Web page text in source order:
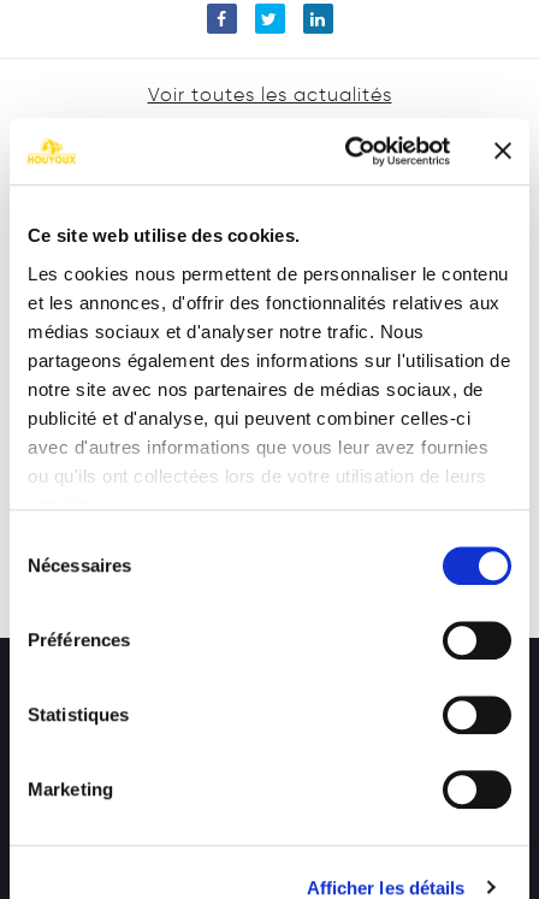
Ce site web utilise des cookies.
Les cookies nous permettent de personnaliser le contenu
et les annonces, d'offrir des fonctionnalités relatives aux
médias sociaux et d'analyser notre trafic. Nous
partageons également des informations sur l'utilisation de
notre site avec nos partenaires de médias sociaux, de
publicité et d'analyse, qui peuvent combiner celles-ci
avec d'autres informations que vous leur avez fournies
ou qu'ils ont collectées lors de votre utilisation de leurs
Nécessaires
Préférences
Statistiques
Marketing
Afficher les détails
Voir toutes les actualités
CONTACT